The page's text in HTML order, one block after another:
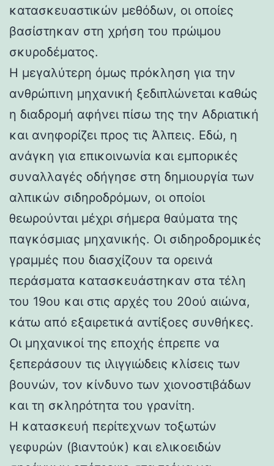
κατασκευαστικών μεθόδων, οι οποίες
βασίστηκαν στη χρήση του πρώιμου
σκυροδέματος.
Η μεγαλύτερη όμως πρόκληση για την
ανθρώπινη μηχανική ξεδιπλώνεται καθώς
η διαδρομή αφήνει πίσω της την Αδριατική
και ανηφορίζει προς τις Άλπεις. Εδώ, η
ανάγκη για επικοινωνία και εμπορικές
συναλλαγές οδήγησε στη δημιουργία των
αλπικών σιδηροδρόμων, οι οποίοι
θεωρούνται μέχρι σήμερα θαύματα της
παγκόσμιας μηχανικής. Οι σιδηροδρομικές
γραμμές που διασχίζουν τα ορεινά
περάσματα κατασκευάστηκαν στα τέλη
του 19ου και στις αρχές του 20ού αιώνα,
κάτω από εξαιρετικά αντίξοες συνθήκες.
Οι μηχανικοί της εποχής έπρεπε να
ξεπεράσουν τις ιλιγγιώδεις κλίσεις των
βουνών, τον κίνδυνο των χιονοστιβάδων
και τη σκληρότητα του γρανίτη.
Η κατασκευή περίτεχνων τοξωτών
γεφυρών (βιαντούκ) και ελικοειδών